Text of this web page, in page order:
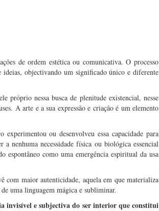
de ordem estética ou comunicativa. O processo
objectivando um significado único e diferente
próprio nessa busca de plenitude existencial, nesse
A arte e a sua expressão e criação é um elemento
ou desenvolveu essa capacidade para
nenhuma necessidade física ou biológica essencial
espontâneo como uma emergência espiritual da usa
com maior autenticidade, aquela em que materializa
de uma linguagem mágica e subliminar.
invisível e subjectiva do ser interior que constitui